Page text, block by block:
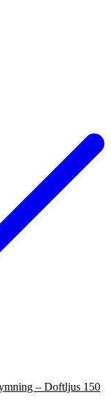
– Doftljus 150